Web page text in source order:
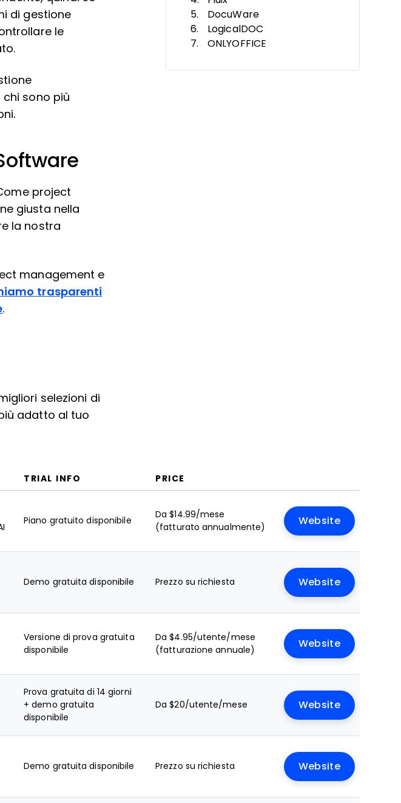
di gestione
le
sono più
project
giusta nella
la nostra
management e
trasparenti
.
selezioni di
adatto al tuo
TRIAL INFO PRICE
Piano gratuito disponibile
Da $14.99/mese
(fatturato annualmente)
Website
Demo gratuita disponibile Prezzo su richiesta Website
Versione di prova gratuita
disponibile
Da $4.95/utente/mese
(fatturazione annuale)
Website
Prova gratuita di 14 giorni
+ demo gratuita
disponibile
Da $20/utente/mese Website
Demo gratuita disponibile Prezzo su richiesta Website
DocuWare
LogicalDOC
ONLYOFFICE
Alfresco